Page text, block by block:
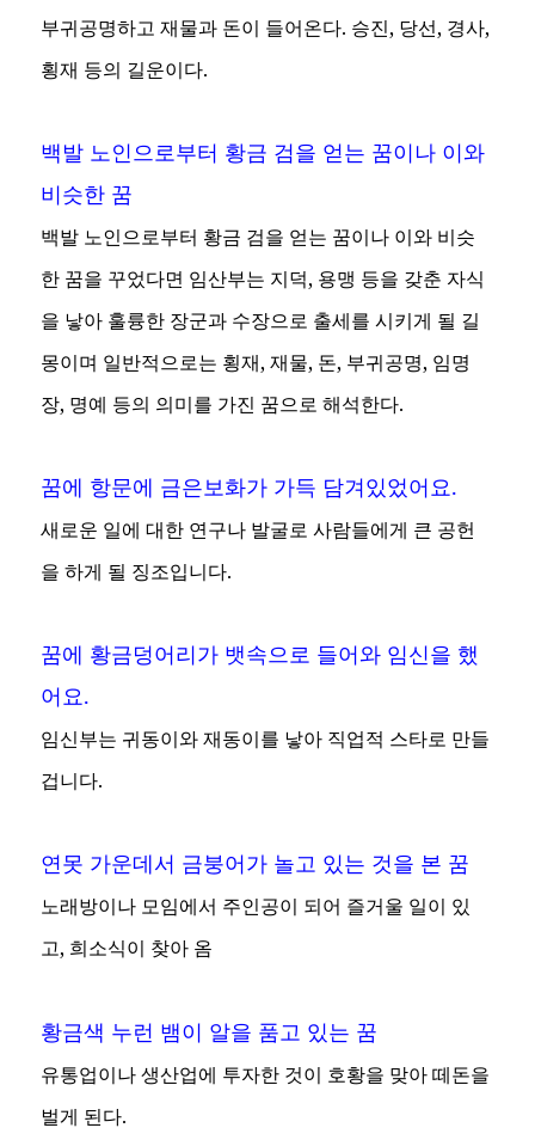
부귀공명하고 재물과 돈이 들어온다. 승진, 당선, 경사,
횡재 등의 길운이다.
백발 노인으로부터 황금 검을 얻는 꿈이나 이와
비슷한 꿈
백발 노인으로부터 황금 검을 얻는 꿈이나 이와 비슷
한 꿈을 꾸었다면 임산부는 지덕, 용맹 등을 갖춘 자식
을 낳아 훌륭한 장군과 수장으로 출세를 시키게 될 길
몽이며 일반적으로는 횡재, 재물, 돈, 부귀공명, 임명
장, 명예 등의 의미를 가진 꿈으로 해석한다.
꿈에 항문에 금은보화가 가득 담겨있었어요.
새로운 일에 대한 연구나 발굴로 사람들에게 큰 공헌
을 하게 될 징조입니다.
꿈에 황금덩어리가 뱃속으로 들어와 임신을 했
어요.
임신부는 귀동이와 재동이를 낳아 직업적 스타로 만들
겁니다.
연못 가운데서 금붕어가 놀고 있는 것을 본 꿈
노래방이나 모임에서 주인공이 되어 즐거울 일이 있
고, 희소식이 찾아 옴
황금색 누런 뱀이 알을 품고 있는 꿈
유통업이나 생산업에 투자한 것이 호황을 맞아 떼돈을
벌게 된다.